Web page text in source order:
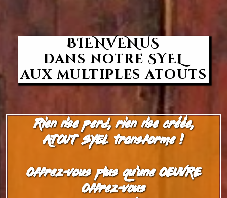
BIENVENUS
dans notre SYEL
aux multiples atouts
Rien n'se perd, rien n'se créée,
ATOUT SYEL transforme !
Offrez-vous plus qu'une OEUVRE
Offrez-vous